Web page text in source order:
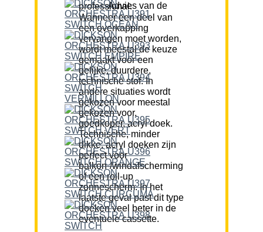
Advies van de professional:
Wanneer een deel van
een overkapping
vervangen moet worden,
wordt meestal de keuze
gemaakt voor een
gelijke, duurdere,
technische stof. In
andere situaties wordt
gekozen voor meestal
gekozen voor,
goedkoper, acryl doek.
Technische, minder
dikke, acryl doeken zijn
perfect voor
balkon-/windafscherming
of een roll-up
zonnescherm. In het
laatste geval past dit type
doeken veel beter in de
eventuele cassette.